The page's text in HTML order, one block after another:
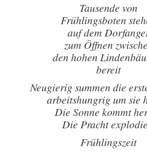
Tausende von
Frühlingsboten
auf dem
zum Öffnen
den hohen
bereit
Neugierig summen die
arbeitshungrig um sie
Die Sonne kommt
Die Pracht
Frühlingszeit